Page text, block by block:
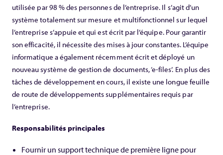
utilisée par 98 % des personnes de l’entreprise. Il s’agit d’un
système totalement sur mesure et multifonctionnel sur lequel
l’entreprise s’appuie et qui est écrit par l’équipe. Pour garantir
son efficacité, il nécessite des mises à jour constantes. L’équipe
informatique a également récemment écrit et déployé un
nouveau système de gestion de documents, ‘e-files’. En plus des
tâches de développement en cours, il existe une longue feuille
de route de développements supplémentaires requis par
l’entreprise.
Responsabilités principales
Fournir un support technique de première ligne pour